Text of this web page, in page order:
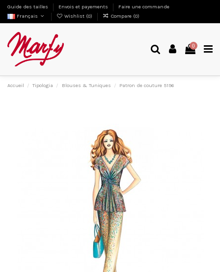
Guide des tailles Envois et payements
Faire une commande
Français
Wishlist (0) Compare (0)
0
Accueil Tipologia Blouses & Tuniques Patron de couture 5196